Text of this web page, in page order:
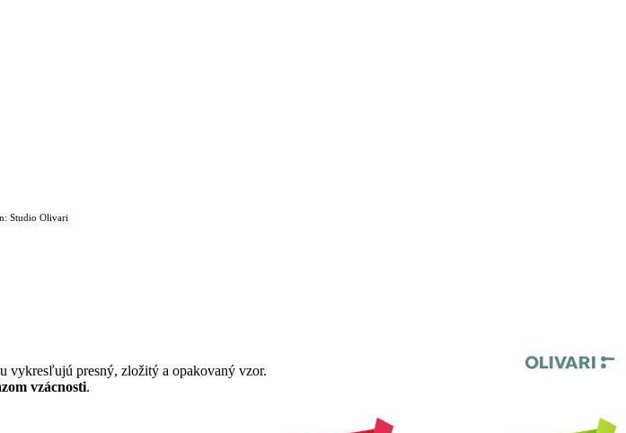
Studio Olivari
vykresľujú presný, zložitý a opakovaný vzor.
vzácnosti.